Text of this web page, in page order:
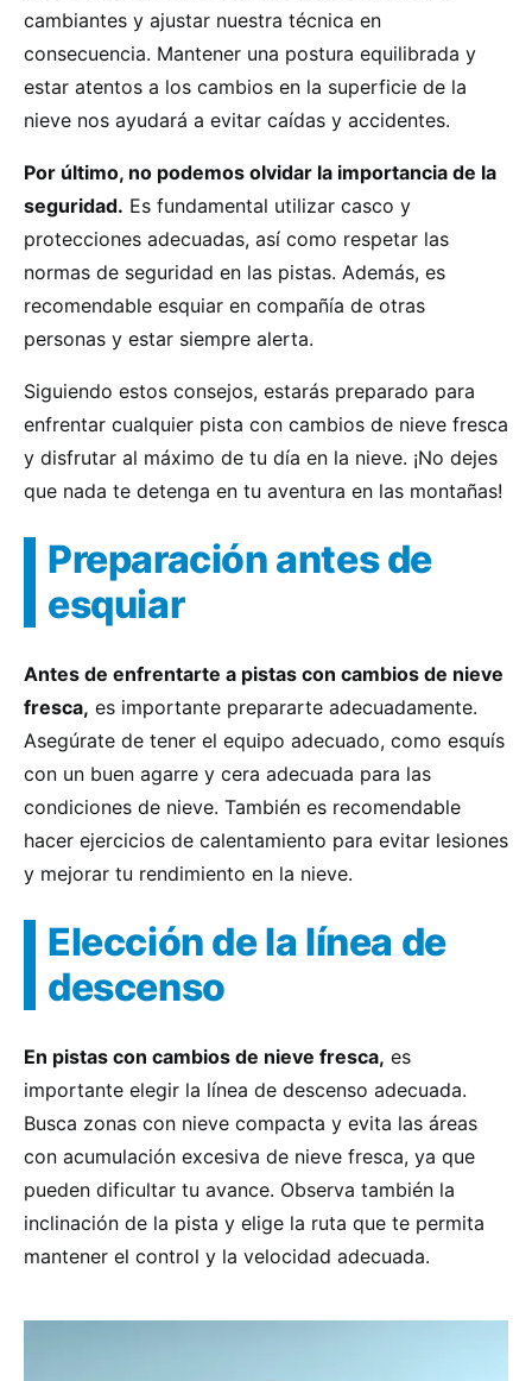
cambiantes y ajustar nuestra técnica en
consecuencia. Mantener una postura equilibrada y
estar atentos a los cambios en la superficie de la
nieve nos ayudará a evitar caídas y accidentes.
Por último, no podemos olvidar la importancia de la
seguridad. Es fundamental utilizar casco y
protecciones adecuadas, así como respetar las
normas de seguridad en las pistas. Además, es
recomendable esquiar en compañía de otras
personas y estar siempre alerta.
Siguiendo estos consejos, estarás preparado para
enfrentar cualquier pista con cambios de nieve fresca
y disfrutar al máximo de tu día en la nieve. ¡No dejes
que nada te detenga en tu aventura en las montañas!
Preparación antes de
esquiar
Antes de enfrentarte a pistas con cambios de nieve
fresca, es importante prepararte adecuadamente.
Asegúrate de tener el equipo adecuado, como esquís
con un buen agarre y cera adecuada para las
condiciones de nieve. También es recomendable
hacer ejercicios de calentamiento para evitar lesiones
y mejorar tu rendimiento en la nieve.
Elección de la línea de
descenso
En pistas con cambios de nieve fresca, es
importante elegir la línea de descenso adecuada.
Busca zonas con nieve compacta y evita las áreas
con acumulación excesiva de nieve fresca, ya que
pueden dificultar tu avance. Observa también la
inclinación de la pista y elige la ruta que te permita
mantener el control y la velocidad adecuada.